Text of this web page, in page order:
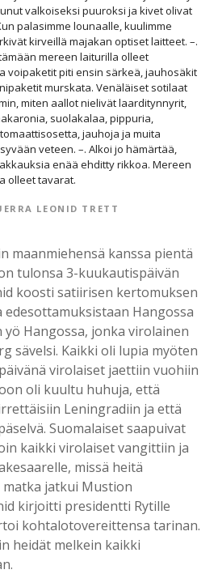
valkoiseksi puuroksi ja kivet olivat
palasimme lounaalle, kuulimme
kirveillä majakan optiset laitteet. –.
mereen laiturilla olleet
voipaketit piti ensin särkeä, jauhosäkit
murskata. Venäläiset sotilaat
miten aallot nielivät laarditynnyrit,
suolakalaa, pippuria,
jauhoja ja muita
veteen. –. Alkoi jo hämärtää,
enää ehditty rikkoa. Mereen
olleet tavarat.
LEONID TRETT
maanmiehensä kanssa pientä
tulonsa 3-kuukautispäivän
koosti satiirisen kertomuksen
Hangossa
Hangossa, jonka virolainen
sävelsi. Kaikki oli lupia myöten
virolaiset jaettiin vuohiin
oli kuultu huhuja, että
Leningradiin ja että
Suomalaiset saapuivat
kaikki virolaiset vangittiin ja
missä heitä
jatkui Mustion
kirjoitti presidentti Rytille
kohtalotovereittensa tarinan.
heidät melkein kaikki